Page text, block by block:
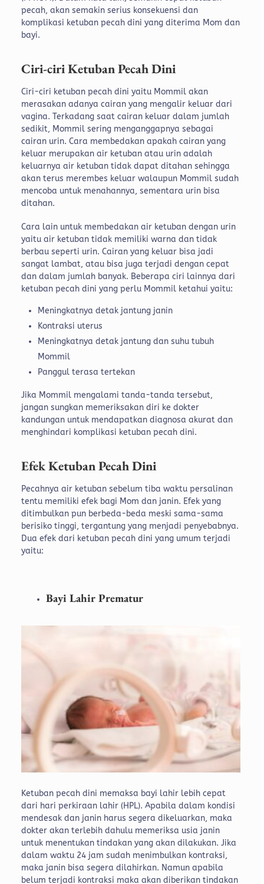
pecah, akan semakin serius konsekuensi dan
komplikasi ketuban pecah dini yang diterima Mom dan
bayi.
Ciri-ciri Ketuban Pecah Dini
Ciri-ciri ketuban pecah dini yaitu Mommil akan
merasakan adanya cairan yang mengalir keluar dari
vagina. Terkadang saat cairan keluar dalam jumlah
sedikit, Mommil sering menganggapnya sebagai
cairan urin. Cara membedakan apakah cairan yang
keluar merupakan air ketuban atau urin adalah
keluarnya air ketuban tidak dapat ditahan sehingga
akan terus merembes keluar walaupun Mommil sudah
mencoba untuk menahannya, sementara urin bisa
ditahan.
Cara lain untuk membedakan air ketuban dengan urin
yaitu air ketuban tidak memiliki warna dan tidak
berbau seperti urin. Cairan yang keluar bisa jadi
sangat lambat, atau bisa juga terjadi dengan cepat
dan dalam jumlah banyak. Beberapa ciri lainnya dari
ketuban pecah dini yang perlu Mommil ketahui yaitu:
Meningkatnya detak jantung janin
Kontraksi uterus
Meningkatnya detak jantung dan suhu tubuh
Mommil
Panggul terasa tertekan
Jika Mommil mengalami tanda-tanda tersebut,
jangan sungkan memeriksakan diri ke dokter
kandungan untuk mendapatkan diagnosa akurat dan
menghindari komplikasi ketuban pecah dini.
Efek Ketuban Pecah Dini
Pecahnya air ketuban sebelum tiba waktu persalinan
tentu memiliki efek bagi Mom dan janin. Efek yang
ditimbulkan pun berbeda-beda meski sama-sama
berisiko tinggi, tergantung yang menjadi penyebabnya.
Dua efek dari ketuban pecah dini yang umum terjadi
yaitu:
Bayi Lahir Prematur
Ketuban pecah dini memaksa bayi lahir lebih cepat
dari hari perkiraan lahir (HPL). Apabila dalam kondisi
mendesak dan janin harus segera dikeluarkan, maka
dokter akan terlebih dahulu memeriksa usia janin
untuk menentukan tindakan yang akan dilakukan. Jika
dalam waktu 24 jam sudah menimbulkan kontraksi,
maka janin bisa segera dilahirkan. Namun apabila
belum terjadi kontraksi maka akan diberikan tindakan